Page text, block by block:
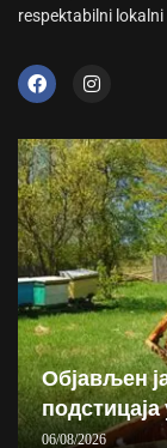
respektabilni lokalni
Објављен
06/08/2026